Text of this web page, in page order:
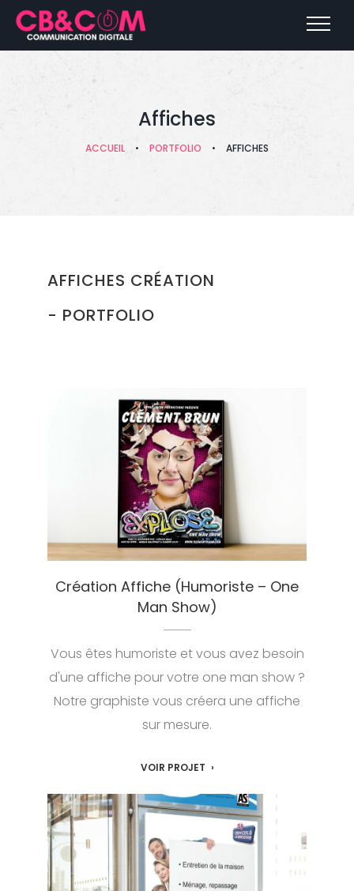
Affiches
ACCUEIL • PORTFOLIO • AFFICHES
AFFICHES CRÉATION
- PORTFOLIO
Création Affiche (Humoriste – One
Man Show)
Vous êtes humoriste et vous avez besoin
d'une affiche pour votre one man show ?
Notre graphiste vous créera une affiche
sur mesure.
VOIR PROJET